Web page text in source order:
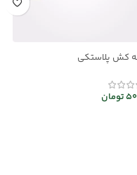
کش پلاستکی
تومان